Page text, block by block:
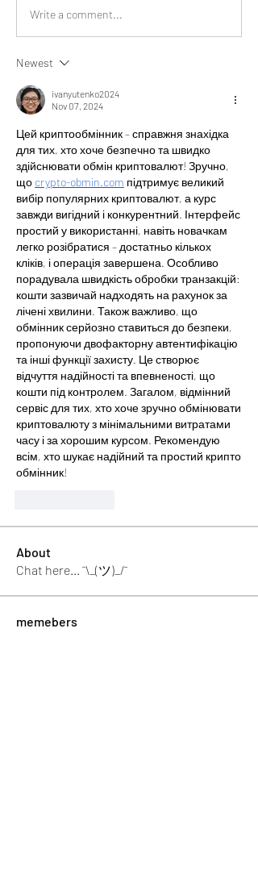
Write a comment...
Newest
ivanyutenko2024
Nov 07, 2024
Цей криптообмінник – справжня знахідка
для тих, хто хоче безпечно та швидко
здійснювати обмін криптовалют! Зручно,
що crypto-obmin.com підтримує великий
вибір популярних криптовалют, а курс
завжди вигідний і конкурентний. Інтерфейс
простий у використанні, навіть новачкам
легко розібратися – достатньо кількох
кліків, і операція завершена. Особливо
порадувала швидкість обробки транзакцій:
кошти зазвичай надходять на рахунок за
лічені хвилини. Також важливо, що
обмінник серйозно ставиться до безпеки,
пропонуючи двофакторну автентифікацію
та інші функції захисту. Це створює
відчуття надійності та впевненості, що
кошти під контролем. Загалом, відмінний
сервіс для тих, хто хоче зручно обмінювати
криптовалюту з мінімальними витратами
часу і за хорошим курсом. Рекомендую
всім, хто шукає надійний та простий крипто
обмінник!
About
Chat here... ¯\_(ツ)_/¯
memebers